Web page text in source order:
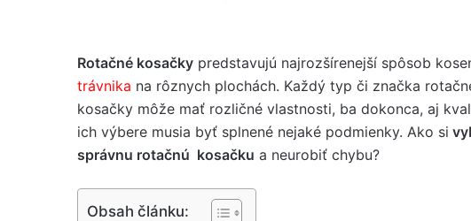
Rotačné kosačky predstavujú najrozšírenejší spôsob
trávnika na rôznych plochách. Každý typ či značka
kosačky môže mať rozličné vlastnosti, ba dokonca, aj
ich výbere musia byť splnené nejaké podmienky. Ako si
správnu rotačnú kosačku a neurobiť chybu?
Obsah článku: